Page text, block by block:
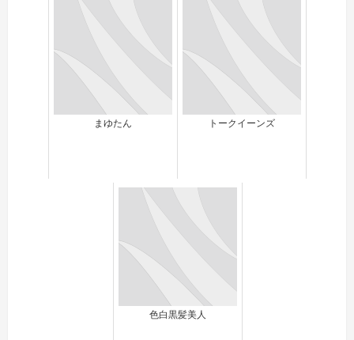
まゆたん トークイーンズ
色白黒髪美人